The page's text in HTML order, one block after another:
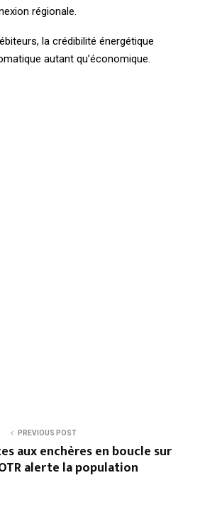
régionale.
la crédibilité énergétique
autant qu’économique.
PREVIOUS POST
aux enchères en boucle sur
alerte la population